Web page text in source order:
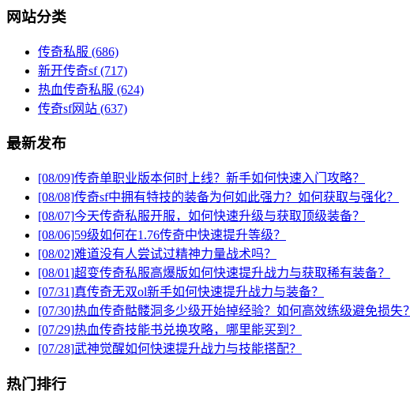
网站分类
传奇私服 (686)
新开传奇sf(717)
热血传奇私服 (624)
传奇sf网站 (637)
最新发布
[08/09]传奇单职业版本何时上线？新手如何快速入门攻略？
[08/08]传奇sf中拥有特技的装备为何如此强力？如何获取与强化？
[08/07]今天传奇私服开服，如何快速升级与获取顶级装备？
[08/06]59级如何在1.76传奇中快速提升等级？
[08/02]难道没有人尝试过精神力量战术吗？
[08/01]超变传奇私服高爆版如何快速提升战力与获取稀有装备？
[07/31]真传奇无双ol新手如何快速提升战力与装备？
[07/30]热血传奇骷髅洞多少级开始掉经验？如何高效练级避免损失？
[07/29]热血传奇技能书兑换攻略，哪里能买到？
[07/28]武神觉醒如何快速提升战力与技能搭配？
热门排行